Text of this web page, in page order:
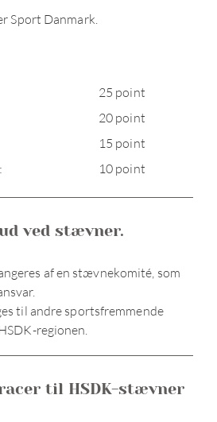
Sport Danmark.
25 point
20 point
15 point
10 point
ved stævner.
af en stævnekomité, som
til andre sportsfremmende
regionen.
til HSDK-stævner